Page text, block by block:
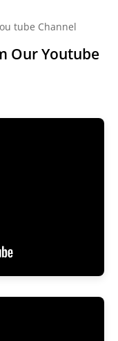
tube Channel
Our Youtube